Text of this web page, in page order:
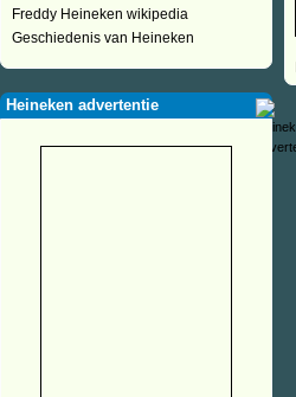
Freddy Heineken wikipedia
Geschiedenis van Heineken
Heineken advertentie